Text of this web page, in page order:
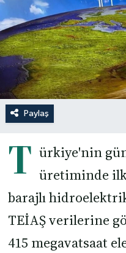
Paylaş
T ürkiye'nin
üretiminde ilk
barajlı
TEİAŞ verilerine
415 megavatsaat